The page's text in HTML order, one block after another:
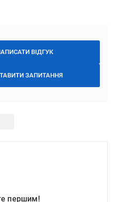
ВІДГУК
ЗАПИТАННЯ
першим!